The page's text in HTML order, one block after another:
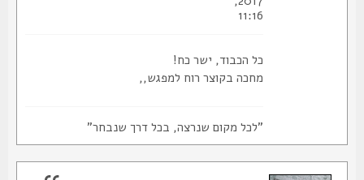
כל הכבוד, ישר כח!
מחכה בקוצר רוח למפגש,,
"לכל מקום שנרצה, בכל דרך שנבחר"